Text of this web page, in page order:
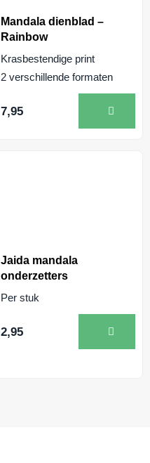
Mandala dienblad –
Rainbow
Krasbestendige print
2 verschillende formaten
7,95
Jaida mandala
onderzetters
Per stuk
2,95